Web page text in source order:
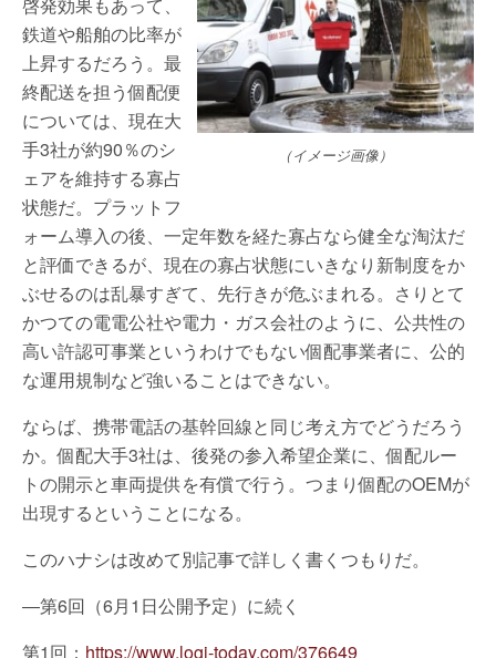
（イメージ画像）
鉄道や船舶の比率が
上昇するだろう。最
終配送を担う個配便
については、現在大
手3社が約90％のシ
ェアを維持する寡占
状態だ。プラットフ
ォーム導入の後、一定年数を経た寡占なら健全な淘汰だ
と評価できるが、現在の寡占状態にいきなり新制度をか
ぶせるのは乱暴すぎて、先行きが危ぶまれる。さりとて
かつての電電公社や電力・ガス会社のように、公共性の
高い許認可事業というわけでもない個配事業者に、公的
な運用規制など強いることはできない。
ならば、携帯電話の基幹回線と同じ考え方でどうだろう
か。個配大手3社は、後発の参入希望企業に、個配ルー
トの開示と車両提供を有償で行う。つまり個配のOEMが
出現するということになる。
このハナシは改めて別記事で詳しく書くつもりだ。
―第6回（6月1日公開予定）に続く
第1回： https://www.logi-today.com/376649